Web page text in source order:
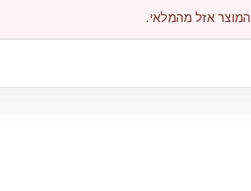
המוצר אזל מהמלאי.